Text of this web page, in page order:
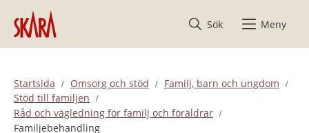
Hoppa till innehåll
Sök
Meny
Startsida Omsorg och stöd
Familj, barn och ungdom
Stöd till familjen
Råd och vägledning för familj och föräldrar
Familjebehandling